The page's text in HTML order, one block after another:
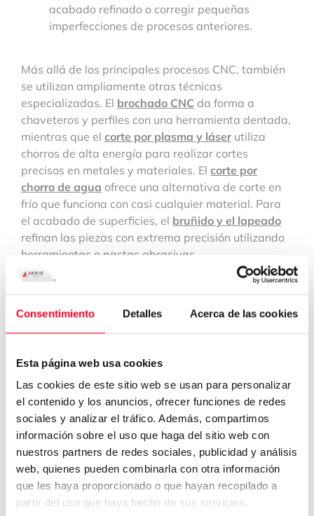
Consentimiento Detalles Acerca de las cookies
Esta página web usa cookies
Las cookies de este sitio web se usan para personalizar
el contenido y los anuncios, ofrecer funciones de redes
sociales y analizar el tráfico. Además, compartimos
información sobre el uso que haga del sitio web con
nuestros partners de redes sociales, publicidad y análisis
web, quienes pueden combinarla con otra información
que les haya proporcionado o que hayan recopilado a
partir del uso que haya hecho de sus servicios.
acabado refinado o corregir pequeñas
imperfecciones de procesos anteriores.
Más allá de los principales procesos CNC, también
se utilizan ampliamente otras técnicas
especializadas. El brochado CNC da forma a
chaveteros y perfiles con una herramienta dentada,
mientras que el corte por plasma y láserutiliza
chorros de alta energía para realizar cortes
precisos en metales y materiales. El corte por
chorro de agua ofrece una alternativa de corte en
frío que funciona con casi cualquier material. Para
el acabado de superficies, el bruñido y el lapeado
refinan las piezas con extrema precisión utilizando
herramientas o pastas abrasivas.
Precisión Automatizada: El
poder de la programación
CNC
La programación CNC es el proceso de crear
instrucciones digitales que guían a las máquinas
herramienta para cortar, mover y dar forma a los
materiales con precisión. Por lo general, se parte de
un diseño CAD, que se convierte ensoftware CAM
paragenerar código Gycódigo M , los comandos
que controlan las trayectorias de las herramientas
y las funciones de la máquina. En términos sencillos,